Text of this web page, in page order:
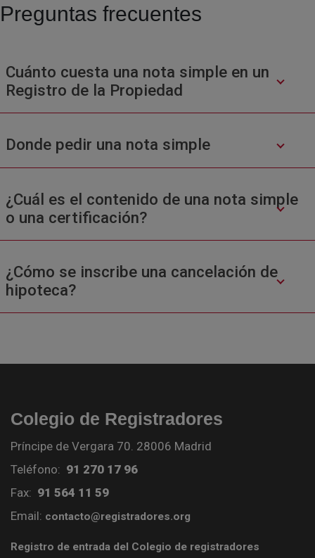
Preguntas frecuentes
Cuánto cuesta una nota simple en un
Registro de la Propiedad
Donde pedir una nota simple
¿Cuál es el contenido de una nota simple
o una certificación?
¿Cómo se inscribe una cancelación de
hipoteca?
Colegio de Registradores
Príncipe de Vergara 70. 28006 Madrid
Teléfono: 91 270 17 96
Fax: 91 564 11 59
Email: contacto@registradores.org
Registro de entrada del Colegio de registradores